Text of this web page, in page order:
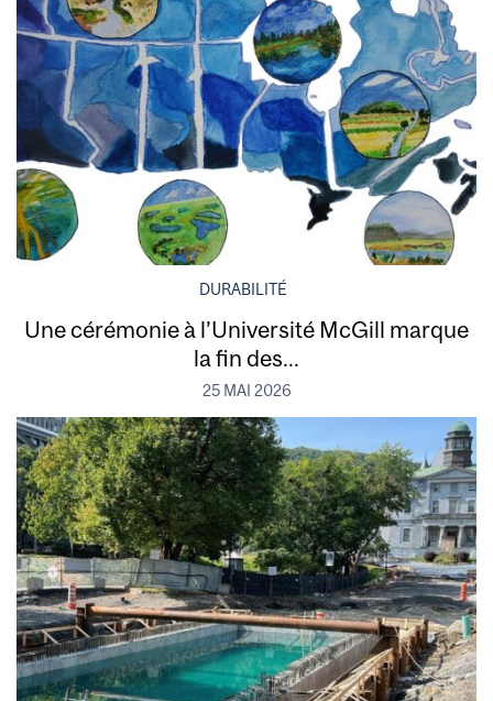
DURABILITÉ
Une cérémonie à l’Université McGill marque
la fin des...
25 MAI 2026